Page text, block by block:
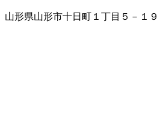
山形県山形市十日町１丁目５－１９